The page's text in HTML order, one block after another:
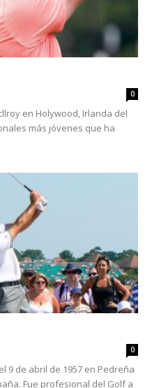
0
en Holywood, Irlanda del
más jóvenes que ha
0
9 de abril de 1957 en Pedreña
Fue profesional del Golf a